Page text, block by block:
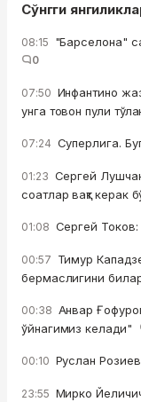
Сўнгги
08:15 "Барселона"
0
07:50 Инфантино
унга товон пули
07:24 Суперлига.
01:23 Сергей
соатлар вақт керак
01:08 Сергей Токов:
00:57 Тимур
бермаслигини
00:38 Анвар
ўйнагимиз келади"
00:10 Руслан
23:55 Мирко